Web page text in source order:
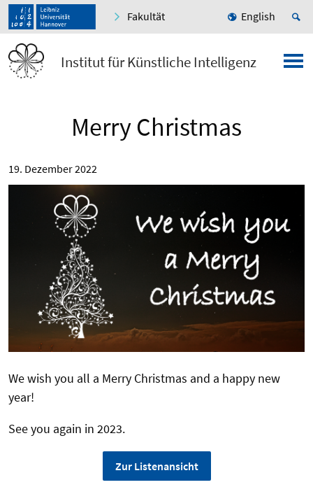
Fakultät English
Institut für Künstliche Intelligenz
Merry Christmas
19. Dezember 2022
We wish you all a Merry Christmas and a happy new
year!
See you again in 2023.
Zur Listenansicht